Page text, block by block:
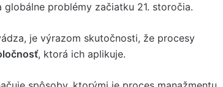
problémy začiatku 21. storočia.
je výrazom skutočnosti, že procesy
, ktorá ich aplikuje.